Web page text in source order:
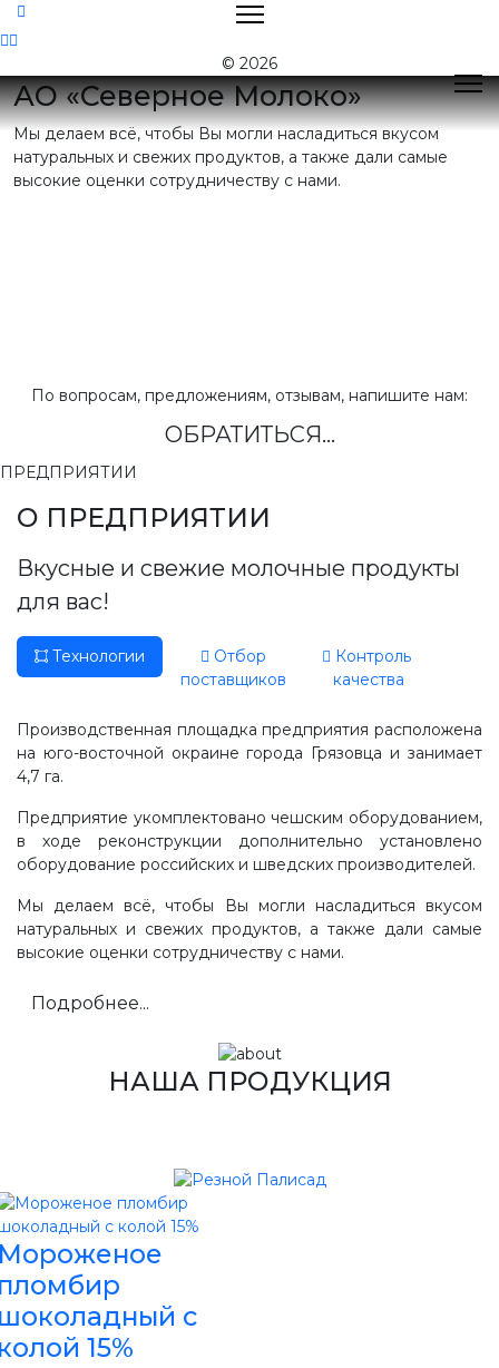
© 2026
Контакты
Приемная:(81755) 2-16-38
Отдел продаж:(81755) 2-18-62
(81755) 2-10-14
Контакты отделов
АО «Северное Молоко»
Мы делаем всё, чтобы Вы могли насладиться вкусом
натуральных и свежих продуктов, а также дали самые
высокие оценки сотрудничеству с нами.
По вопросам, предложениям, отзывам, напишите нам:
ОБРАТИТЬСЯ...
ПРЕДПРИЯТИИ
О ПРЕДПРИЯТИИ
Вкусные и свежие молочные продукты
для вас!
Технологии
Отбор
поставщиков
Контроль
качества
Производственная площадка предприятия расположена
на юго-восточной окраине города Грязовца и занимает
4,7 га.
Предприятие укомплектовано чешским оборудованием,
в ходе реконструкции дополнительно установлено
оборудование российских и шведских производителей.
Мы делаем всё, чтобы Вы могли насладиться вкусом
натуральных и свежих продуктов, а также дали самые
высокие оценки сотрудничеству с нами.
Подробнее...
НАША ПРОДУКЦИЯ
с
15%